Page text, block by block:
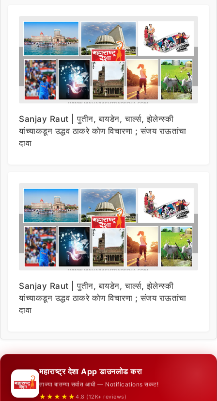
Sanjay Raut | पुतीन, बायडेन, चार्ल्स, झेलेन्स्की
यांच्याकडून उद्धव ठाकरे कोण विचारणा ; संजय राऊतांचा
दावा
Sanjay Raut | पुतीन, बायडेन, चार्ल्स, झेलेन्स्की
यांच्याकडून उद्धव ठाकरे कोण विचारणा ; संजय राऊतांचा
दावा
महाराष्ट्र देशा App डाउनलोड करा
ताज्या बातम्या सर्वात आधी — Notifications सकट!
★★★★★ 4.8 (12K+ reviews)